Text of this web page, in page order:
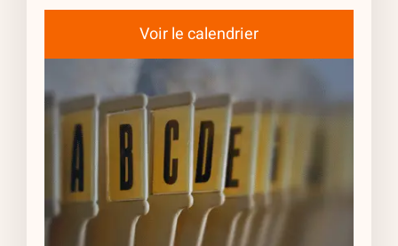
Voir le calendrier